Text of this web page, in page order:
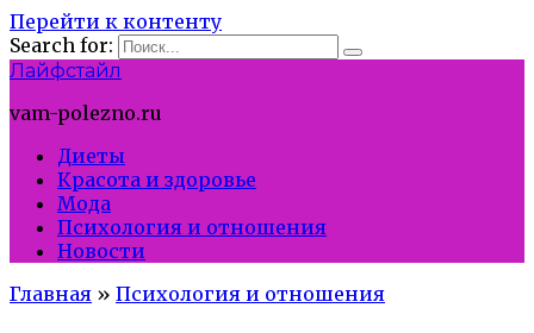
Перейти к контенту
Search for:
Лайфстайл
vam-polezno.ru
Диеты
Красота и здоровье
Мода
Психология и отношения
Новости
Главная » Психология и отношения